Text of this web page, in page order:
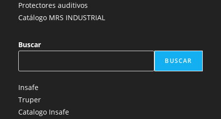
Protectores auditivos
Catálogo MRS INDUSTRIAL
Buscar
BUSCAR
Insafe
Truper
Catalogo Insafe